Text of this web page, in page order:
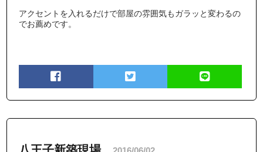
アクセントを入れるだけで部屋の雰囲気もガラッと変わるの
でお薦めです。